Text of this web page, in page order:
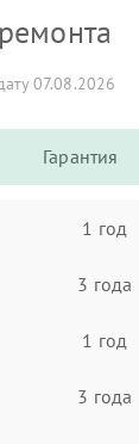
07.08.2026
Гарантия
1 год
3 года
1 год
3 года